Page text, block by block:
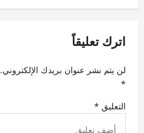
م
ا
ل
ا
ت
اترك تعليقاً
لن يتم نشر عنوان بريدك الإلكتروني.
*
التعليق *